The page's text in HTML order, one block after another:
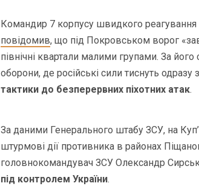
Командир 7 корпусу швидкого
повідомив, що під Покровськом ворог
північні квартали малими групами. За
оборони, де російські сили тиснуть одразу
тактики до безперервних піхотних атак.
За даними Генерального штабу ЗСУ, на
штурмові дії противника в районах
головнокомандувач ЗСУ Олександр
під контролем України.